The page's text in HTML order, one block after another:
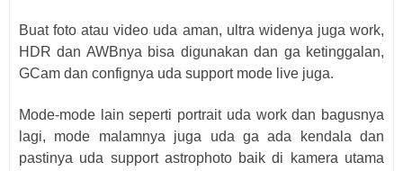
Buat foto atau video uda aman, ultra widenya juga work,
HDR dan AWBnya bisa digunakan dan ga ketinggalan,
GCam dan confignya uda support mode live juga.
Mode-mode lain seperti portrait uda work dan bagusnya
lagi, mode malamnya juga uda ga ada kendala dan
pastinya uda support astrophoto baik di kamera utama